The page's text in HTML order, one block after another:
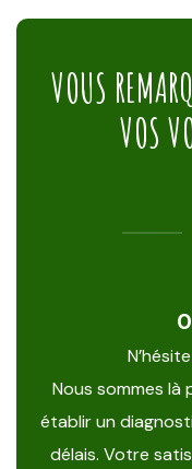
VOUS
VOS
Nous sommes
établir un
délais. Votre